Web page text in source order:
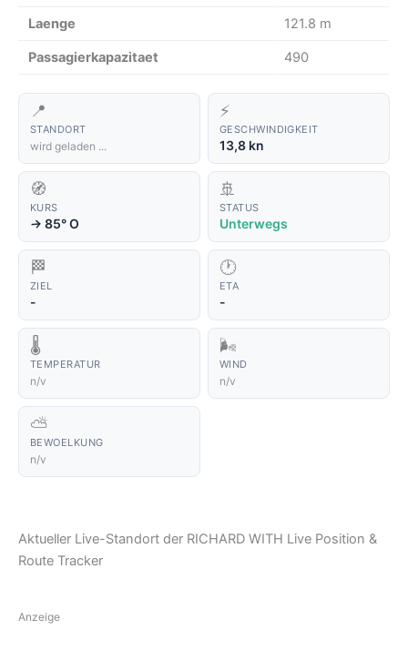
Laenge 121.8 m
Passagierkapazitaet 490
📍
STANDORT
wird geladen ...
⚡
GESCHWINDIGKEIT
13,8 kn
🧭
KURS
↑85° O
🚢
STATUS
Unterwegs
🏁
ZIEL
-
🕐
ETA
-
🌡️
TEMPERATUR
n/v
🌬️
WIND
n/v
⛅
BEWOELKUNG
n/v
Aktueller Live-Standort der RICHARD WITH Live Position &
Route Tracker
Anzeige